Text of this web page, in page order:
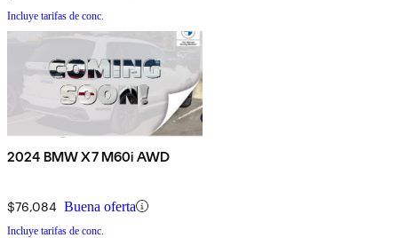
Incluye tarifas de conc.
2024 BMW X7 M60i AWD
$76,084 Buena oferta
Incluye tarifas de conc.